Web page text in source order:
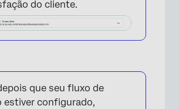
do cliente.
que seu fluxo de
estiver configurado,